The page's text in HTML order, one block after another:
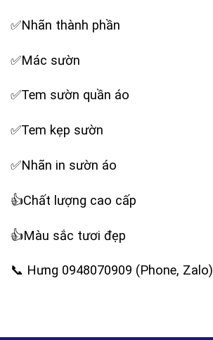
✅Nhãn thành phần
✅Mác sườn
✅Tem sườn quần áo
✅Tem kẹp sườn
✅Nhãn in sườn áo
‪👍Chất lượng cao cấp
‪👍Màu sắc tươi đẹp
‪📞 Hưng 0948070909 (Phone, Zalo)